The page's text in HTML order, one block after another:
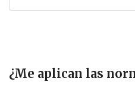
¿Me aplican las